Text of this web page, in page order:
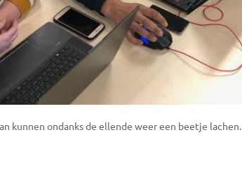
kunnen ondanks de ellende weer een beetje lachen.